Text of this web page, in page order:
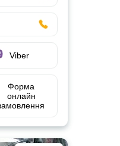
Viber
Форма
онлайн